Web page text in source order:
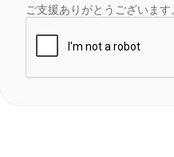
ご支援ありがとうございます。